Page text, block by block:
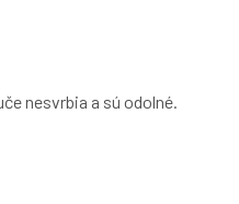
nesvrbia a sú odolné.